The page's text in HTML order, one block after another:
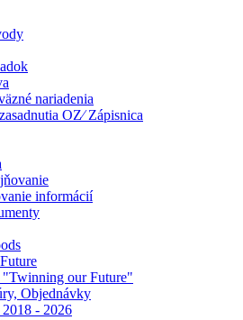
nariadenia
OZ⁄ Zápisnica
informácií
"Twinning our Future"
Objednávky
- 2026